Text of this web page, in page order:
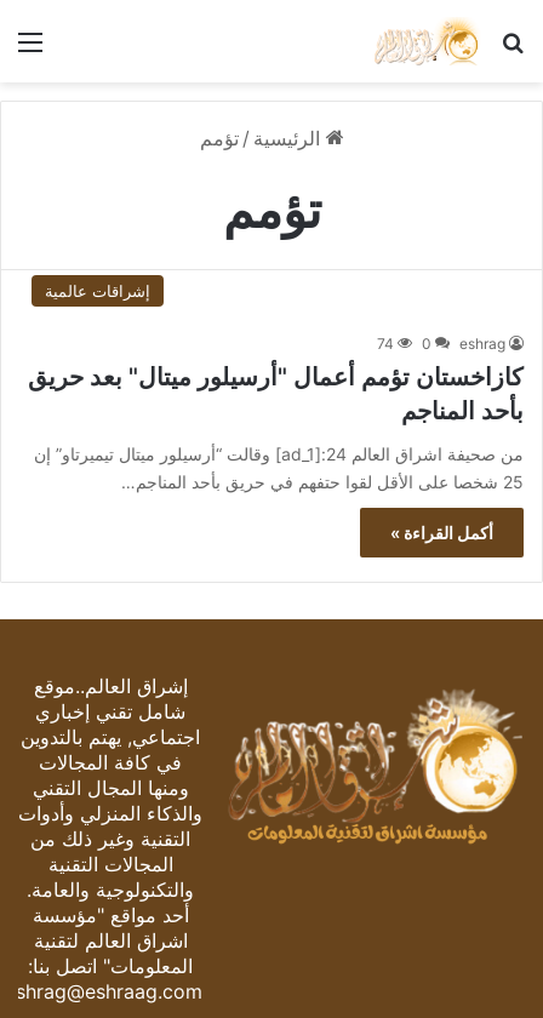
بحث عن
الرئيسية / تؤمم
تؤمم
إشراقات عالمية
eshrag
0
74
كازاخستان تؤمم أعمال "أرسيلور ميتال" بعد حريق
بأحد المناجم
من صحيفة اشراق العالم 24:[ad_1] وقالت “أرسيلور ميتال تيميرتاو” إن
25 شخصا على الأقل لقوا حتفهم في حريق بأحد المناجم…
أكمل القراءة »
إشراق العالم..موقع
شامل تقني إخباري
اجتماعي, يهتم بالتدوين
في كافة المجالات
ومنها المجال التقني
والذكاء المنزلي وأدوات
التقنية وغير ذلك من
المجالات التقنية
والتكنولوجية والعامة.
أحد مواقع "مؤسسة
اشراق العالم لتقنية
المعلومات" اتصل بنا:
eshrag@eshraag.com